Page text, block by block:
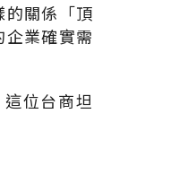
的關係「頂
業確實需
位台商坦